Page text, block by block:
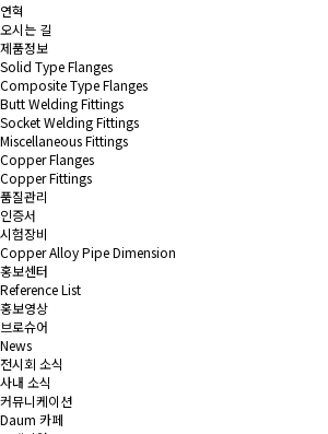
연혁
오시는 길
제품정보
Solid Type Flanges
Composite Type Flanges
Butt Welding Fittings
Socket Welding Fittings
Miscellaneous Fittings
Copper Flanges
Copper Fittings
품질관리
인증서
시험장비
Copper Alloy Pipe Dimension
홍보센터
Reference List
홍보영상
브로슈어
News
전시회 소식
사내 소식
커뮤니케이션
Daum 카페